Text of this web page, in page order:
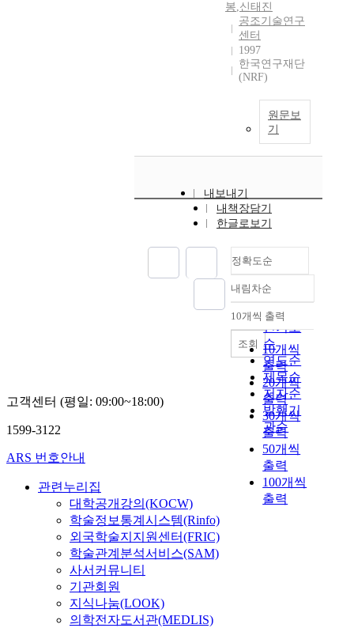
봉,신태진
공조기술연구
센터
1997
한국연구재단
(NRF)
원문보
기
내보내기
내책장담기
한글로보기
정확도순
정확도
순
인기도
순
연도순
제목순
저자순
발행기
관순
내림차순
내림차순
10개씩 출력
10개씩
출력
20개씩
출력
30개씩
출력
50개씩
출력
100개씩
출력
조회
고객센터 (평일: 09:00~18:00)
1599-3122
ARS 번호안내
관련누리집
대학공개강의(KOCW)
학술정보통계시스템(Rinfo)
외국학술지지원센터(FRIC)
학술관계분석서비스(SAM)
사서커뮤니티
기관회원
지식나눔(LOOK)
의학전자도서관(MEDLIS)